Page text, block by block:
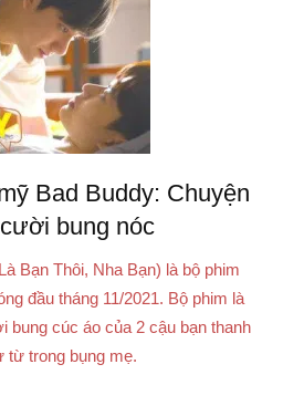
Bad Buddy: Chuyện
bung nóc
Bạn Thôi, Nha Bạn) là bộ phim
đầu tháng 11/2021. Bộ phim là
bung cúc áo của 2 cậu bạn thanh
từ trong bụng mẹ.